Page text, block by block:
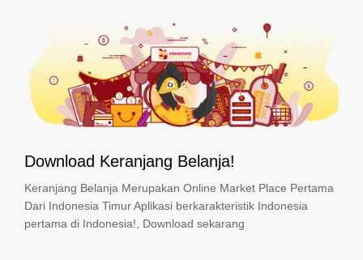
Download Keranjang Belanja!
Keranjang Belanja Merupakan Online Market Place Pertama
Dari Indonesia Timur Aplikasi berkarakteristik Indonesia
pertama di Indonesia!, Download sekarang